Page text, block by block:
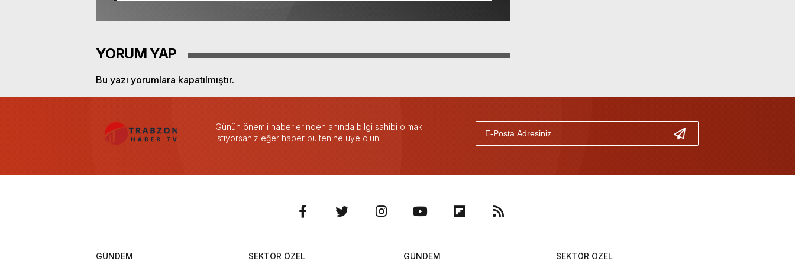
YORUM YAP
Bu yazı yorumlara kapatılmıştır.
Günün önemli haberlerinden anında bilgi sahibi olmak
istiyorsanız eğer haber bültenine üye olun.
GÜNDEM SEKTÖR ÖZEL GÜNDEM SEKTÖR ÖZEL